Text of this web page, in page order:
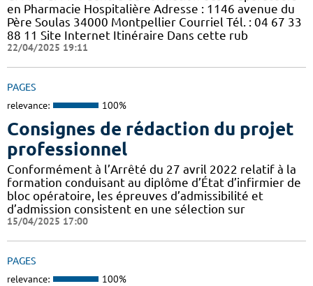
en Pharmacie Hospitalière Adresse : 1146 avenue du
Père Soulas 34000 Montpellier Courriel Tél. : 04 67 33
88 11 Site Internet Itinéraire Dans cette rub
22/04/2025 19:11
PAGES
relevance: 100%
Consignes de rédaction du projet
professionnel
Conformément à l’Arrêté du 27 avril 2022 relatif à la
formation conduisant au diplôme d’État d’infirmier de
bloc opératoire, les épreuves d’admissibilité et
d’admission consistent en une sélection sur
15/04/2025 17:00
PAGES
relevance: 100%